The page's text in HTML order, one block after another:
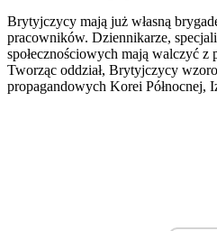
Brytyjczycy mają już własną
pracowników. Dziennikarze,
społecznościowych mają walczyć z
Tworząc oddział, Brytyjczycy
propagandowych Korei Północnej,